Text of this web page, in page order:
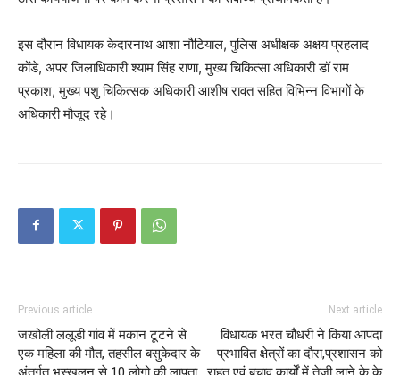
इस दौरान विधायक केदारनाथ आशा नौटियाल, पुलिस अधीक्षक अक्षय प्रहलाद
कोंडे, अपर जिलाधिकारी श्याम सिंह राणा, मुख्य चिकित्सा अधिकारी डॉ राम
प्रकाश, मुख्य पशु चिकित्सक अधिकारी आशीष रावत सहित विभिन्न विभागों के
अधिकारी मौजूद रहे।
Previous article
जखोली ललूडी गांव में मकान टूटने से
एक महिला की मौत, तहसील बसुकेदार के
Next article
विधायक भरत चौधरी ने किया आपदा
प्रभावित क्षेत्रों का दौरा,प्रशासन को